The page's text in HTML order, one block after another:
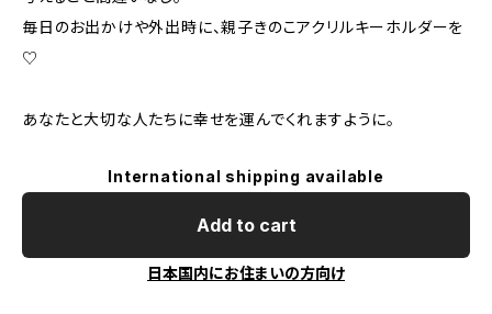
毎日のお出かけや外出時に、親子きのこアクリルキーホルダーを
♡
あなたと大切な人たちに幸せを運んでくれますように。
International shipping available
Add to cart
日本国内にお住まいの方向け